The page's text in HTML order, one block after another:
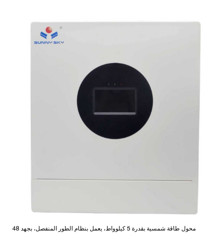
محول طاقة شمسية بقدرة 5 كيلوواط، يعمل بنظام الطور المنفصل، بجهد 48